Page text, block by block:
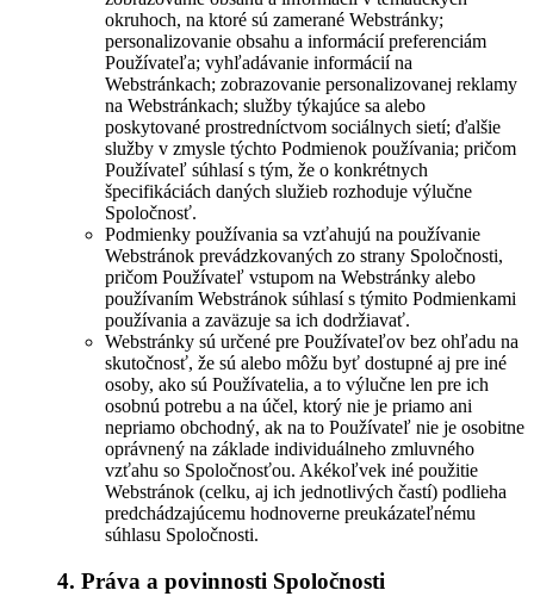
okruhoch, na ktoré sú zamerané Webstránky;
personalizovanie obsahu a informácií preferenciám
Používateľa; vyhľadávanie informácií na
Webstránkach; zobrazovanie personalizovanej reklamy
na Webstránkach; služby týkajúce sa alebo
poskytované prostredníctvom sociálnych sietí; ďalšie
služby v zmysle týchto Podmienok používania; pričom
Používateľ súhlasí s tým, že o konkrétnych
špecifikáciách daných služieb rozhoduje výlučne
Spoločnosť.
Podmienky používania sa vzťahujú na používanie
Webstránok prevádzkovaných zo strany Spoločnosti,
pričom Používateľ vstupom na Webstránky alebo
používaním Webstránok súhlasí s týmito Podmienkami
používania a zaväzuje sa ich dodržiavať.
Webstránky sú určené pre Používateľov bez ohľadu na
skutočnosť, že sú alebo môžu byť dostupné aj pre iné
osoby, ako sú Používatelia, a to výlučne len pre ich
osobnú potrebu a na účel, ktorý nie je priamo ani
nepriamo obchodný, ak na to Používateľ nie je osobitne
oprávnený na základe individuálneho zmluvného
vzťahu so Spoločnosťou. Akékoľvek iné použitie
Webstránok (celku, aj ich jednotlivých častí) podlieha
predchádzajúcemu hodnoverne preukázateľnému
súhlasu Spoločnosti.
4. Práva a povinnosti Spoločnosti